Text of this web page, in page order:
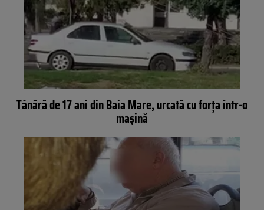
Tânără de 17 ani din Baia Mare, urcată cu forța într-o
mașină